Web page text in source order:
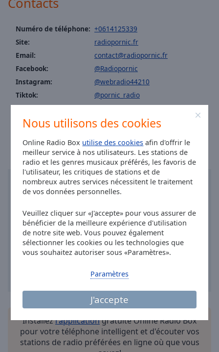
Nous utilisons des cookies
Online Radio Box utilise des cookies afin d'offrir le
meilleur service à nos utilisateurs. Les stations de
radio et les genres musicaux préférés, les favoris de
l'utilisateur, les critiques de stations et de
nombreux autres services nécessitent le traitement
de vos données personnelles.
Veuillez cliquer sur «J'accepte» pour vous assurer de
bénéficier de la meilleure expérience d'utilisation
de notre site web. Vous pouvez également
sélectionner les cookies ou les technologies que
vous souhaitez autoriser sous «Paramètres».
J'accepte
Paramètres
Area
Color
Opacity
Font
Family
window.
Numéro de téléphone: +0614125339
Site:
radiopornic.fr
Email:
contact@radiopornic.fr
Facebook:
@Radiopornic
Instagram:
@webradio44210
Tiktok:
@pornic_radio
Youtube:
@featured
Heure à Pornic: 17:42,08.06.2026
Installezl'applicationgratuite Online Radio Box
pour votre téléphone intelligent et d'écouter vos
stations de radio préférées en ligne où que vous